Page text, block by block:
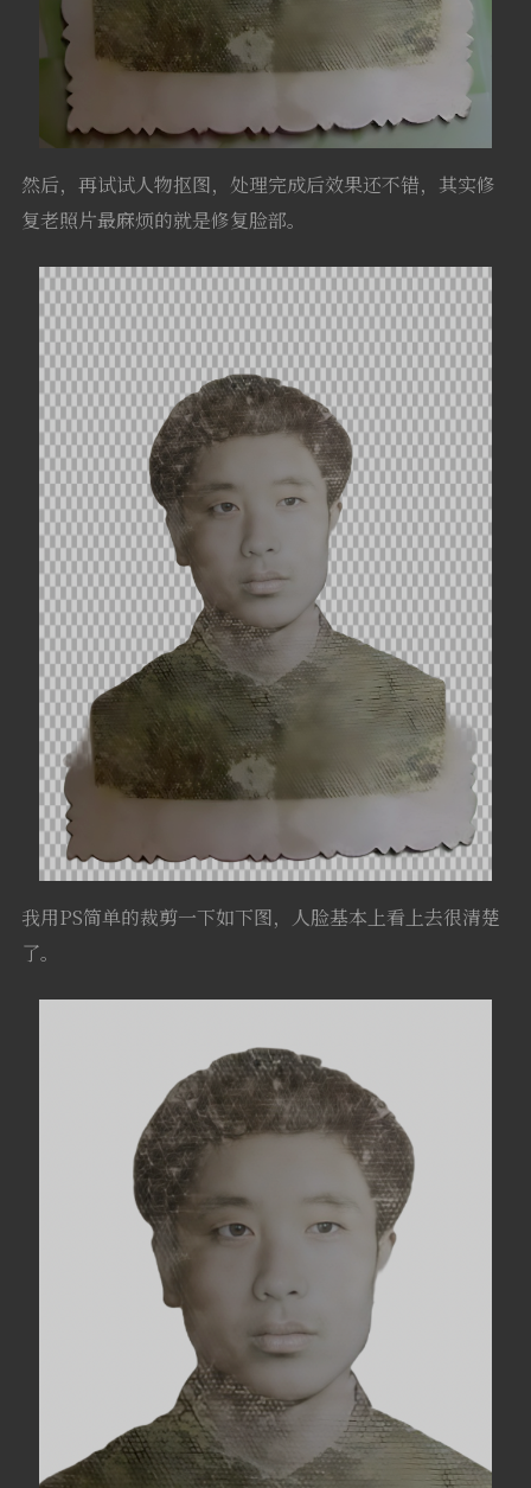
然后，再试试人物抠图，处理完成后效果还不错，其实修
复老照片最麻烦的就是修复脸部。
我用PS简单的裁剪一下如下图，人脸基本上看上去很清楚
了。